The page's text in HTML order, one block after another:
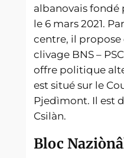
albanovais fondé
le 6 mars 2021.
centre, il propose
clivage BNS –
offre politique
est situé sur le
Pjedìmont. Il est
Csilàn.
Bloc